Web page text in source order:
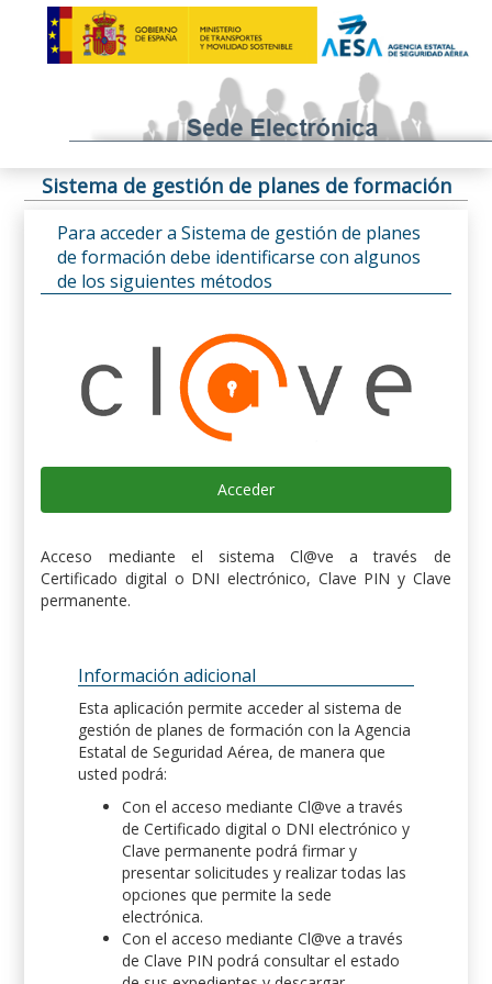
Sistema de gestión de planes de formación
Para acceder a Sistema de gestión de planes
de formación debe identificarse con algunos
de los siguientes métodos
Acceder
Acceso mediante el sistema Cl@ve a través de
Certificado digital o DNI electrónico, Clave PIN y Clave
permanente.
Información adicional
Esta aplicación permite acceder al sistema de
gestión de planes de formación con la Agencia
Estatal de Seguridad Aérea, de manera que
usted podrá:
Con el acceso mediante Cl@ve a través
de Certificado digital o DNI electrónico y
Clave permanente podrá firmar y
presentar solicitudes y realizar todas las
opciones que permite la sede
electrónica.
Con el acceso mediante Cl@ve a través
de Clave PIN podrá consultar el estado